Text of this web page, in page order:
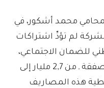
محمد أشكور، في
لم تؤدِّ اشتراكات
للضمان الاجتماعي،
رغم أن الرفع السابق لقيمة الصفقة ـ من 2,7 مليار إلى
هذه المصاريف